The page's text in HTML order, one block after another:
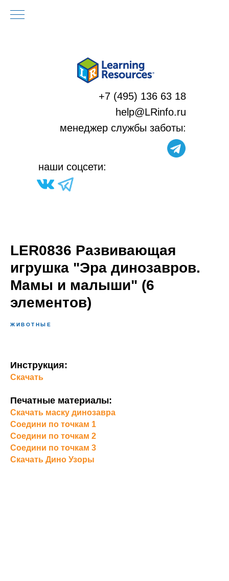
+7 (495) 136 63 18
help@LRinfo.ru
менеджер службы заботы:
наши соцсети:
LER0836 Развивающая
игрушка "Эра динозавров.
Мамы и малыши" (6
элементов)
ЖИВОТНЫЕ
Инструкция:
Скачать
Печатные материалы:
Скачать маску динозавра
Соедини по точкам 1
Соедини по точкам 2
Соедини по точкам 3
Скачать Дино Узоры